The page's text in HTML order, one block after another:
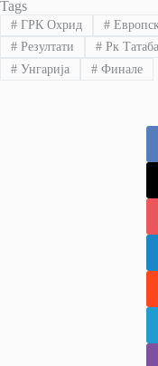
Tags
#ГРК Охрид #
#Резултати #Рк
#Унгарија #Финале